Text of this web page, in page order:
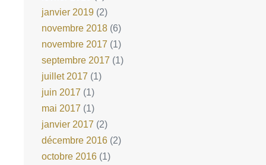
janvier 2019 (2)
novembre 2018 (6)
novembre 2017 (1)
septembre 2017 (1)
juillet 2017 (1)
juin 2017 (1)
mai 2017 (1)
janvier 2017 (2)
décembre 2016 (2)
octobre 2016 (1)